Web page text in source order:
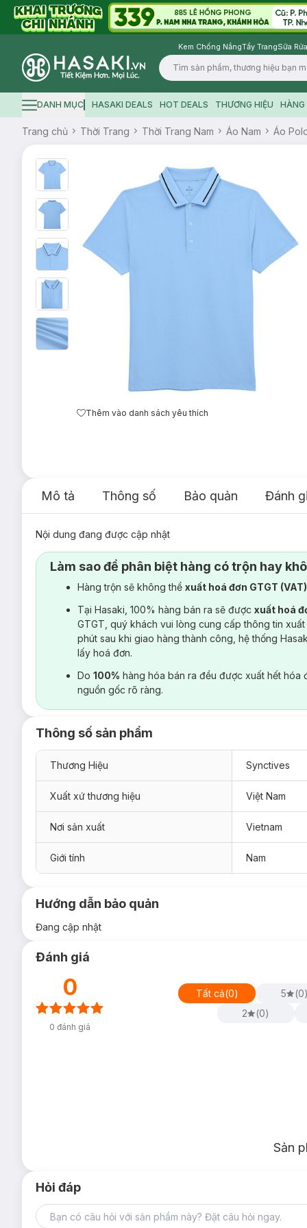
Kem Chống NắngTẩy TrangSữa
Logo
Hamburger icon
DANH MỤC HASAKI DEALS HOT DEALS THƯƠNG HIỆU HÀNG
Trang chủ Thời Trang Thời Trang Nam Áo Nam Áo
Thêm vào danh sách yêu thích
Mô tả Thông số Bảo quản Đánh
Nội dung đang được cập nhật
Làm sao để phân biệt hàng có trộn hay
Hàng trộn sẽ không thể xuất hoá đơn GTGT
Tại Hasaki, 100% hàng bán ra sẽ được xuất hoá
GTGT, quý khách vui lòng cung cấp thông tin
phút sau khi giao hàng thành công, hệ thống
lấy hoá đơn.
Do 100% hàng hóa bán ra đều được xuất hết hóa
nguồn gốc rõ ràng.
Thông số sản phẩm
Thương Hiệu Synctives
Xuất xứ thương hiệu Việt Nam
Nơi sản xuất Vietnam
Giới tính Nam
Hướng dẫn bảo quản
Đang cập nhật
Đánh giá
0
0 đánh giá
Tất cả(0) 5 (0
2
(0)
Sản
Hỏi đáp